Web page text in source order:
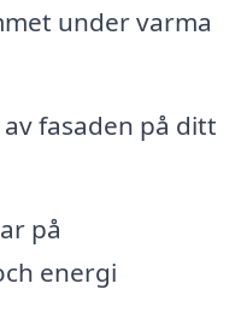
under varma
fasaden på ditt
på
energi